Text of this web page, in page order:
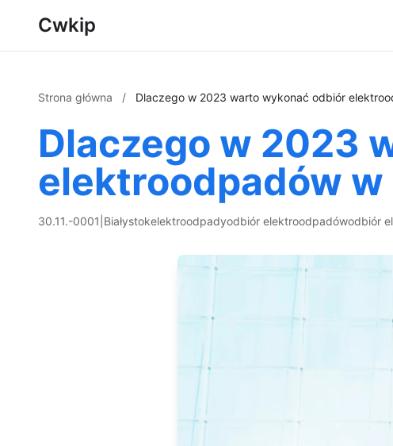
Cwkip
Strona główna / Dlaczego w 2023 warto wykonać odbiór
Dlaczego w 2023
elektroodpadów w
30.11.-0001 Białystokelektroodpadyodbiór elektroodpadówodbiór